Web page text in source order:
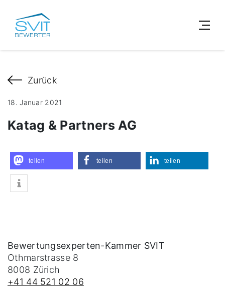
Zurück
18. Januar 2021
Katag & Partners AG
teilen teilen teilen
Bewertungsexperten-Kammer SVIT
Othmarstrasse 8
8008 Zürich
+41 44 521 02 06